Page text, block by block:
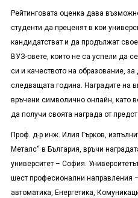
Рейтинговата оценка дава
студенти да преценят в кои
кандидатстват и да продължат
ВУЗ-овете, които не са успели да
си и качеството на образование,
следващата година. Наградите на
връчени символично онлайн, като
да получи своята награда от
Проф. д-р инж. Илия Гърков,
Металс“ в България, връчи
университет – София.
шест професионални направления
автоматика, Енергетика,